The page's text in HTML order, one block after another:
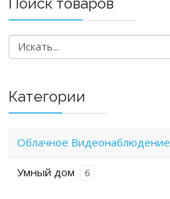
Категории
Облачное Видеонаблюдение
Умный дом 6